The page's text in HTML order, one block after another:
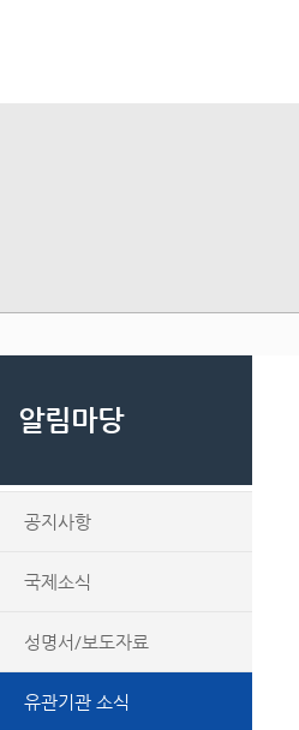
알림마당
공지사항
국제소식
성명서/보도자료
유관기관 소식